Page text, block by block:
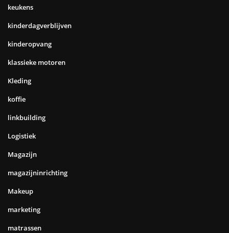
keukens
kinderdagverblijven
kinderopvang
klassieke motoren
Kleding
koffie
linkbuilding
Logistiek
Magazijn
magazijninrichting
Makeup
marketing
matrassen